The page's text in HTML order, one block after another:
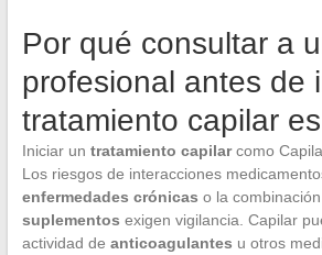
Por qué consultar a
profesional antes de
tratamiento capilar
Iniciar un tratamiento capilarcomo
Los riesgos de interacciones
enfermedades crónicas o la
suplementos exigen vigilancia. Capilar
actividad de anticoagulantes u otros